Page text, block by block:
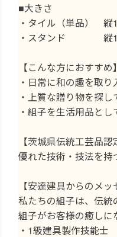
■大きさ
・タイル（単品） 縦
・スタンド 縦
【こんな方におすすめ】
・日常に和の趣を取り
・上質な贈り物を探し
・組子を生活用品と
【茨城県伝統工芸品認
優れた技術・技法を持
【安達建具からのメッ
私たちの組子は、伝統
組子がお客様の癒しに
・1級建具製作技能士